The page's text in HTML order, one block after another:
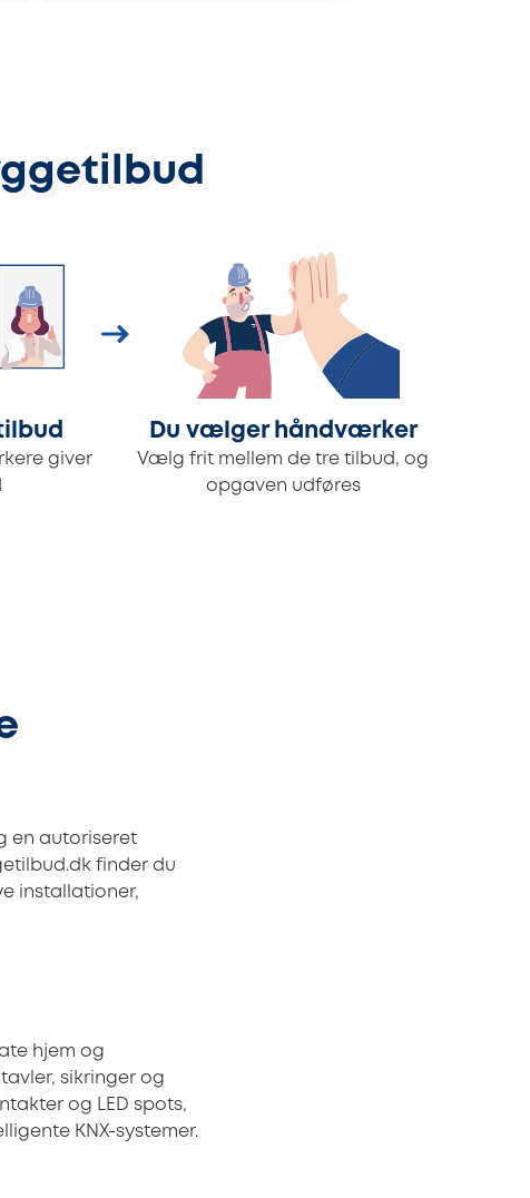
giver
Du vælger håndværker
Vælg frit mellem de tre tilbud, og
opgaven udføres
en autoriseret
finder du
installationer,
hjem og
sikringer og
og LED spots,
KNX-systemer.